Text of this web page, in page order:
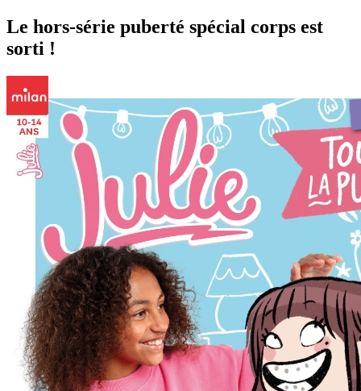
Le hors-série puberté spécial corps est
sorti !